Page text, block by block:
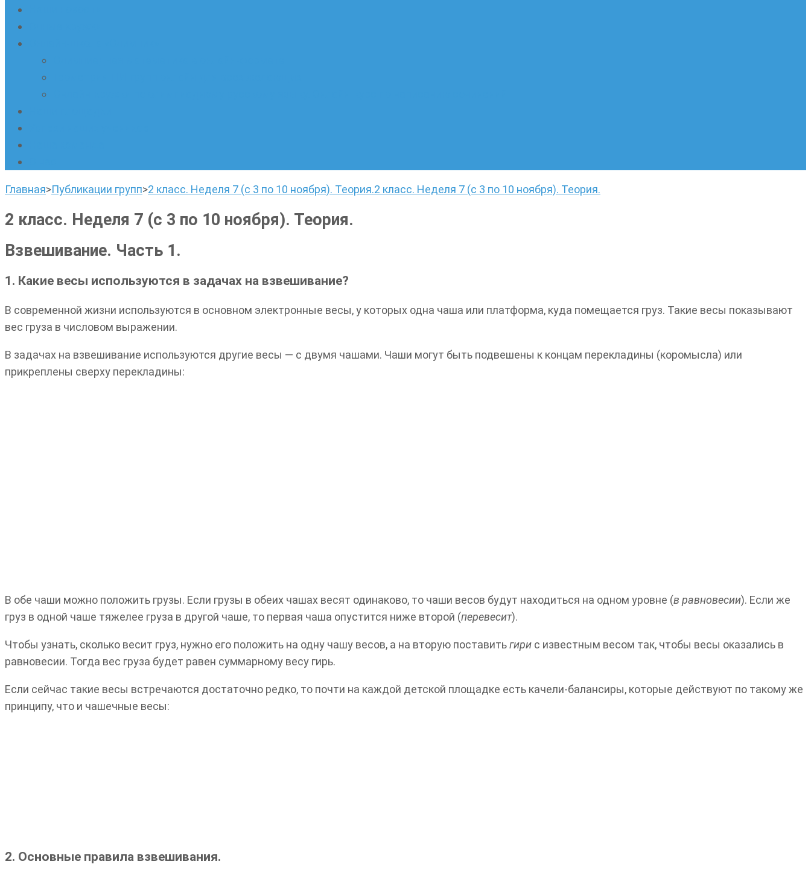
Главная>Публикации групп>2 класс. Неделя 7 (с 3 по 10 ноября). Теория.2 класс. Неделя 7 (с 3 по 10 ноября). Теория.
2 класс. Неделя 7 (с 3 по 10 ноября). Теория.
Взвешивание. Часть 1.
1. Какие весы используются в задачах на взвешивание?
В современной жизни используются в основном электронные весы, у которых одна чаша или платформа, куда помещается груз. Такие весы показывают
вес груза в числовом выражении.
В задачах на взвешивание используются другие весы — с двумя чашами. Чаши могут быть подвешены к концам перекладины (коромысла) или
прикреплены сверху перекладины:
В обе чаши можно положить грузы. Если грузы в обеих чашах весят одинаково, то чаши весов будут находиться на одном уровне (в равновесии). Если же
груз в одной чаше тяжелее груза в другой чаше, то первая чаша опустится ниже второй (перевесит).
Чтобы узнать, сколько весит груз, нужно его положить на одну чашу весов, а на вторую поставитьгири с известным весом так, чтобы весы оказались в
равновесии. Тогда вес груза будет равен суммарному весу гирь.
Если сейчас такие весы встречаются достаточно редко, то почти на каждой детской площадке есть качели-балансиры, которые действуют по такому же
принципу, что и чашечные весы:
2. Основные правила взвешивания.